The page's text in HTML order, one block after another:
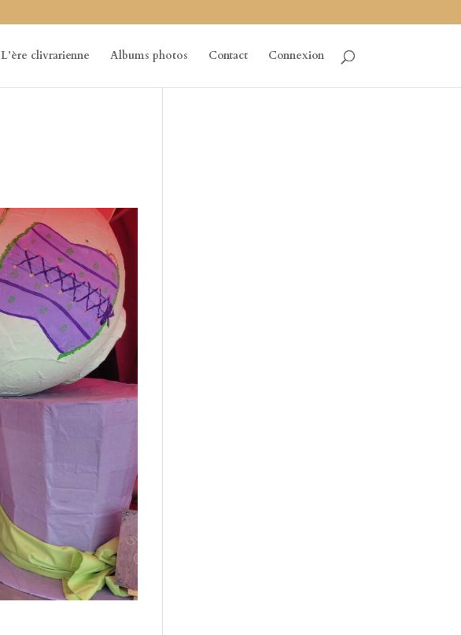
L’ère clivrarienne Albums photos Contact Connexion